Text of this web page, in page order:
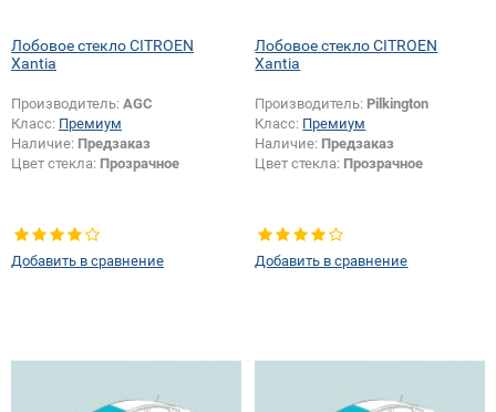
Лобовое стекло CITROEN
Xantia
Производитель: AGC
Класс: Премиум
Наличие: Предзаказ
Цвет стекла: Прозрачное
Добавить в сравнение
Лобовое стекло CITROEN
Xantia
Производитель: Pilkington
Класс: Премиум
Наличие: Предзаказ
Цвет стекла: Прозрачное
Добавить в сравнение